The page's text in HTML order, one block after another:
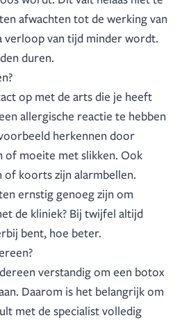
afwachten tot de werking van
verloop van tijd minder wordt.
duren.
op met de arts die je heeft
allergische reactie te hebben
herkennen door
of moeite met slikken. Ook
koorts zijn alarmbellen.
ernstig genoeg zijn om
de kliniek? Bij twijfel altijd
bent, hoe beter.
verstandig om een botox
Daarom is het belangrijk om
met de specialist volledig